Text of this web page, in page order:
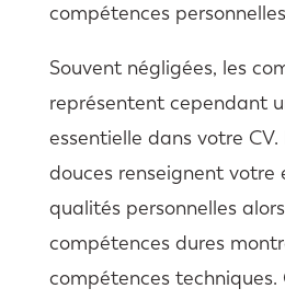
compétences
Souvent négligées, les
représentent cependant
essentielle dans votre
douces renseignent votre
qualités personnelles
compétences dures
compétences techniques.